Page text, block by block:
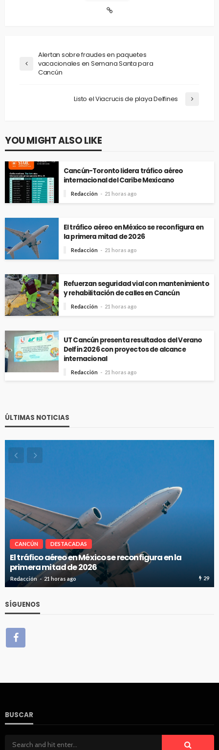
Alertan sobre fraudes en paquetes
vacacionales en Semana Santa para
Cancún
Listo el Viacrucis de playa Delfines
YOU MIGHT ALSO LIKE
Cancún-Toronto lidera tráfico aéreo
internacional del Caribe Mexicano
Redacción 21 horas ago
El tráfico aéreo en México se reconfigura en
la primera mitad de 2026
Redacción 21 horas ago
Refuerzan seguridad vial con mantenimiento
y rehabilitación de calles en Cancún
Redacción 21 horas ago
UT Cancún presenta resultados del Verano
Delfín 2026 con proyectos de alcance
internacional
Redacción 21 horas ago
ÚLTIMAS NOTICIAS
CANCÚN DESTACADAS
Cancún-Toronto lidera tráfico aéreo internacional
del Caribe Mexicano
Redacción 21 horas ago
SÍGUENOS
BUSCAR